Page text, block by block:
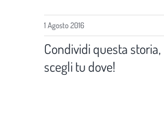
1 Agosto 2016
Condividi questa storia,
scegli tu dove!